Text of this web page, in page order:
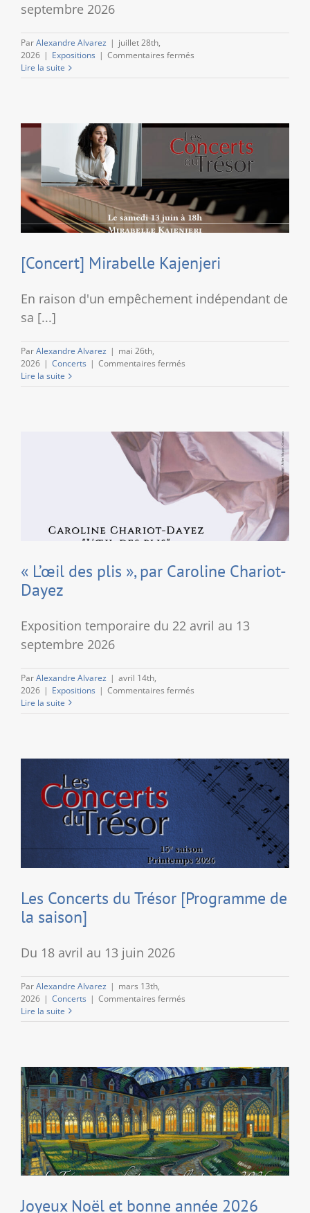
septembre 2026
ParAlexandre Alvarez | juillet 28th,
2026 | Expositions | Commentaires fermés
cristal
Lire la suite
[Concert] Mirabelle Kajenjeri
En raison d'un empêchement indépendant de
sa [...]
ParAlexandre Alvarez | mai 26th,
2026 | Concerts | Commentaires fermés
Mirabelle
Lire la suite
« L’œil des plis », par Caroline Chariot-
Dayez
Exposition temporaire du 22 avril au 13
septembre 2026
ParAlexandre Alvarez | avril 14th,
2026 | Expositions | Commentaires fermés
des
Chariot-
Dayez
Lire la suite
Les Concerts du Trésor [Programme de
la saison]
Du 18 avril au 13 juin 2026
ParAlexandre Alvarez | mars 13th,
2026 | Concerts | Commentaires fermés
Concerts
de
la
saison]
Lire la suite
Joyeux Noël et bonne année 2026